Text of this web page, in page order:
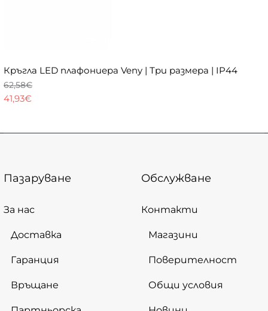
Кръгла LED плафониера Veny | Три размера | IP44
41,93€
62,58€
Пазаруване
За нас
Доставка
Гаранция
Връщане
Обслужване
Контакти
Магазини
Поверителност
Общи условия